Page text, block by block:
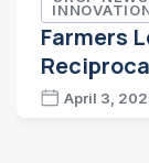
Farmers
April 3,